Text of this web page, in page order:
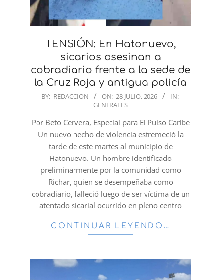
TENSIÓN: En Hatonuevo,
sicarios asesinan a
cobradiario frente a la sede de
la Cruz Roja y antigua policía
2026-
28
BY: REDACCION ON: 28 JULIO, 2026
IN:
GENERALES
Por Beto Cervera, Especial para El Pulso Caribe
Un nuevo hecho de violencia estremeció la
tarde de este martes al municipio de
Hatonuevo. Un hombre identificado
preliminarmente por la comunidad como
Richar, quien se desempeñaba como
cobradiario, falleció luego de ser víctima de un
atentado sicarial ocurrido en pleno centro
CONTINUAR LEYENDO…